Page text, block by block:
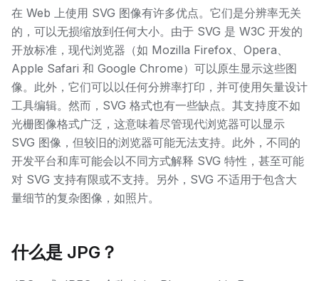
在 Web 上使用 SVG 图像有许多优点。它们是分辨率无关
的，可以无损缩放到任何大小。由于 SVG 是 W3C 开发的
开放标准，现代浏览器（如 Mozilla Firefox、Opera、
Apple Safari 和 Google Chrome）可以原生显示这些图
像。此外，它们可以以任何分辨率打印，并可使用矢量设计
工具编辑。然而，SVG 格式也有一些缺点。其支持度不如
光栅图像格式广泛，这意味着尽管现代浏览器可以显示
SVG 图像，但较旧的浏览器可能无法支持。此外，不同的
开发平台和库可能会以不同方式解释 SVG 特性，甚至可能
对 SVG 支持有限或不支持。另外，SVG 不适用于包含大
量细节的复杂图像，如照片。
什么是 JPG？